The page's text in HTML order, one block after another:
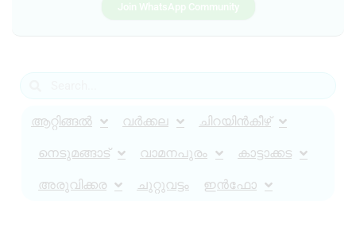
Join WhatsApp Community
ആറ്റിങ്ങൽ വർക്കല ചിറയിൻകീഴ്
നെടുമങ്ങാട് വാമനപുരം കാട്ടാക്കട
അരുവിക്കര ചുറ്റുവട്ടം ഇൻഫോ